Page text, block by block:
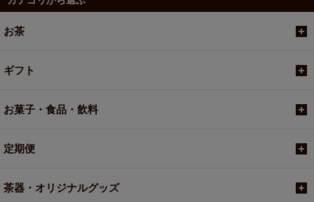
お茶
ギフト
お菓子・食品・飲料
定期便
茶器・オリジナルグッズ